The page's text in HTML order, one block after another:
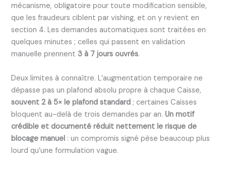
mécanisme, obligatoire pour toute modification sensible,
que les fraudeurs ciblent par vishing, et on y revient en
section 4. Les demandes automatiques sont traitées en
quelques minutes ; celles qui passent en validation
manuelle prennent 3 à 7 jours ouvrés.
Deux limites à connaître. L’augmentation temporaire ne
dépasse pas un plafond absolu propre à chaque Caisse,
souvent 2 à 5× le plafond standard ; certaines Caisses
bloquent au-delà de trois demandes par an.Un motif
crédible et documenté réduit nettement le risque de
blocage manuel : un compromis signé pèse beaucoup plus
lourd qu’une formulation vague.